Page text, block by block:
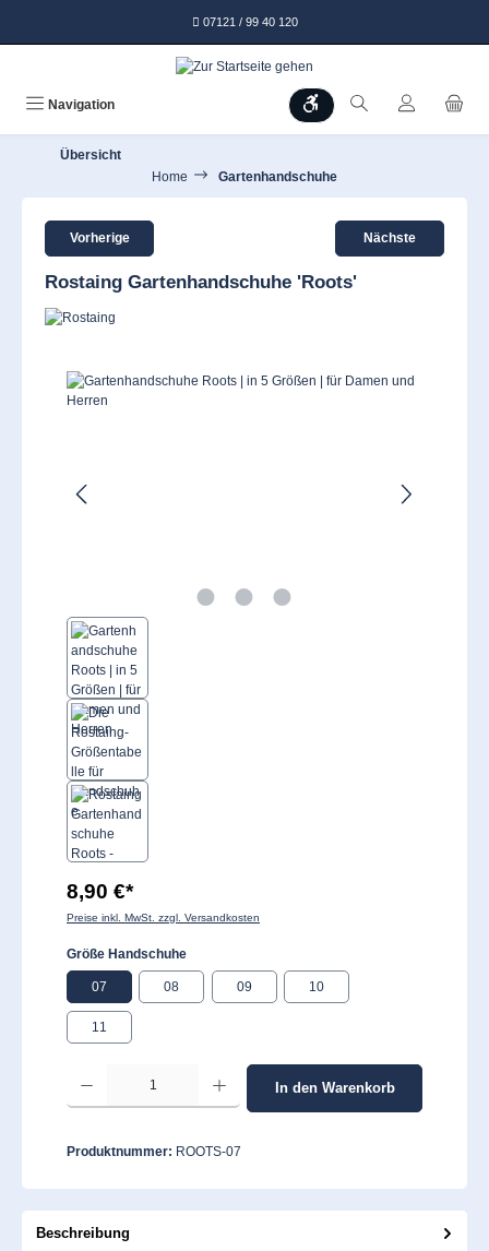
07121 / 99 40 120
Navigation Werkzeugleiste anzeigen
Übersicht
Home
Gartenhandschuhe
Vorherige Nächste
Rostaing Gartenhandschuhe 'Roots'
Bildergalerie überspringen
8,90 €*
Preise inkl. MwSt. zzgl. Versandkosten
Größe Handschuheauswählen
07 08 09 10
11
Produkt Anzahl: Gib den gewünschten Wert ein oder benutze die Schaltflächen
In den Warenkorb
Produktnummer: ROOTS-07
Beschreibung